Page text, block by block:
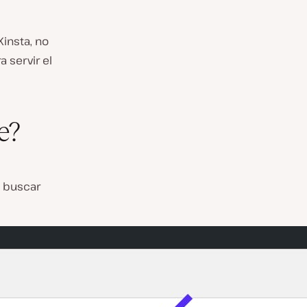
no
servir el
buscar